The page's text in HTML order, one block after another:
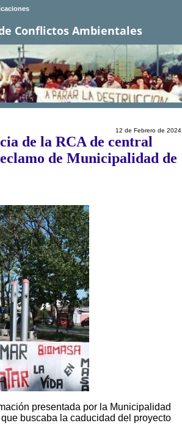
Conflictos Ambientales
12 de Febrero de 2024
de la RCA de central
de Municipalidad de
presentada por la Municipalidad
buscaba la caducidad del proyecto